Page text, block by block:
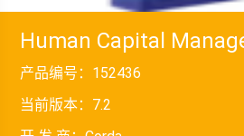
Human Capital
产品编号： 152436
当前版本： 7.2